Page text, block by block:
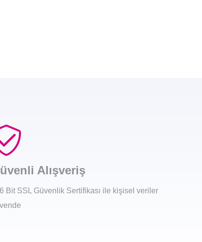
Alışveriş
Bit SSL Güvenlik Sertifikası ile kişisel veriler